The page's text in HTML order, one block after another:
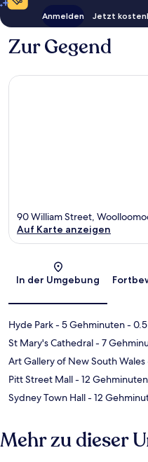
Anmelden Jetzt
Zur Gegend
90 William Street,
Auf Karte anzeigen
In der Umgebung
Hyde Park- 5 Gehminuten-
St Mary's Cathedral- 7
Art Gallery of New South Wales
Pitt Street Mall- 12 Gehminuten
Sydney Town Hall- 12
Mehr zu dieser